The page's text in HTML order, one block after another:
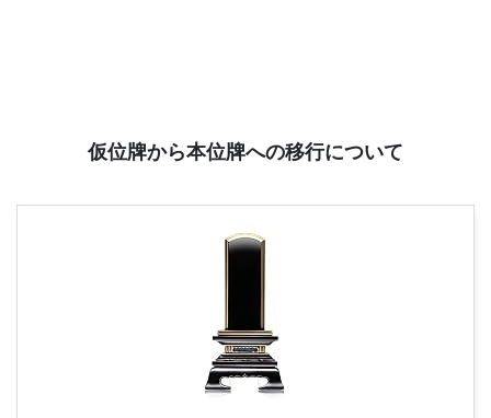
仮位牌から本位牌への移行について